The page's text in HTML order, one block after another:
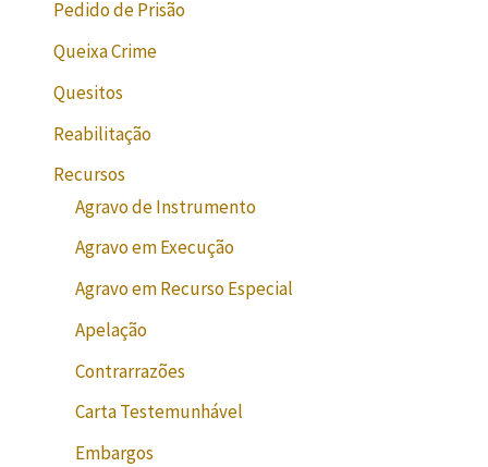
Pedido de Prisão
Queixa Crime
Quesitos
Reabilitação
Recursos
Agravo de Instrumento
Agravo em Execução
Agravo em Recurso Especial
Apelação
Contrarrazões
Carta Testemunhável
Embargos